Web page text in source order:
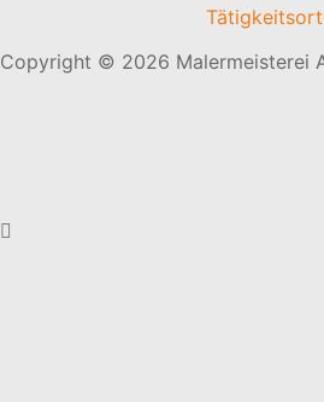
Copyright © 2026 Malermeisterei